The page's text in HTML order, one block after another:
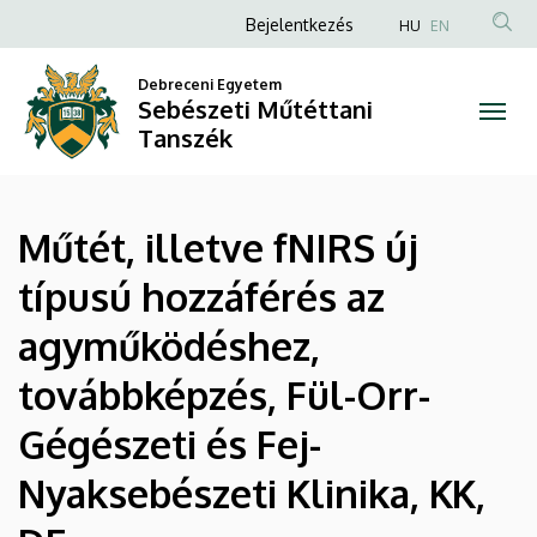
Sebészeti
Műtéttani
Tanszék
a
tartalomra
Anonim
fiók
menüje
Bejelentkezés HU EN
Debreceni Egyetem
Sebészeti Műtéttani
Tanszék
Műtét, illetve fNIRS új
típusú hozzáférés az
agyműködéshez,
továbbképzés, Fül-Orr-
Gégészeti és Fej-
Nyaksebészeti Klinika, KK,